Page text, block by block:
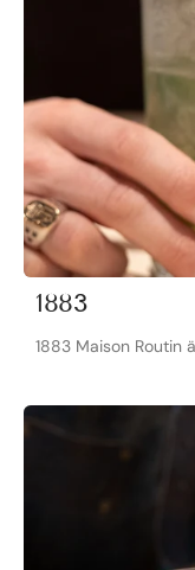
1883
1883 Maison Routin